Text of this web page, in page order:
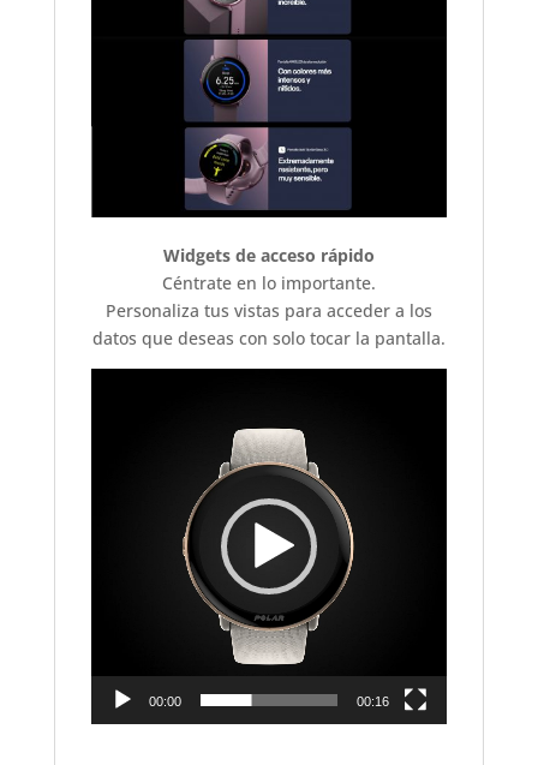
Widgets de acceso rápido
Céntrate en lo importante.
Personaliza tus vistas para acceder a los
datos que deseas con solo tocar la pantalla.
00:00 00:16